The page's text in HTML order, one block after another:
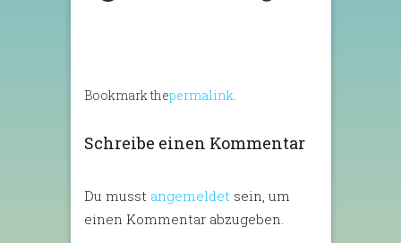
Bookmark thepermalink.
Schreibe einen Kommentar
Du musst angemeldet sein, um
einen Kommentar abzugeben.